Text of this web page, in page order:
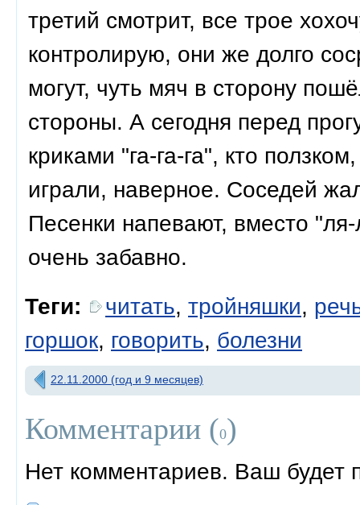
третий смотрит, все трое
контролирую, они же долго
могут, чуть мяч в сторону
стороны. А сегодня перед
криками "га-га-га", кто
играли, наверное. Соседей
Песенки напевают, вместо
очень забавно.
Теги:
читать, тройняшки,
горшок, говорить, болезни
22.11.2000 (год и 9 месяцев)
Комментарии (0)
Нет комментариев. Ваш будет